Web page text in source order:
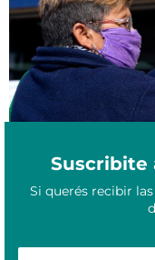
Suscribite
Si querés recibir